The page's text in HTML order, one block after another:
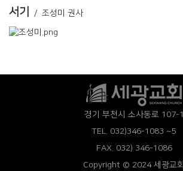
서기 / 조성미 권사
경기 부천시 소사동로 107-1
TEL. 032)346-1083 ~5
FAX. 032) 346-1086
Copyright © 2024 세광교회